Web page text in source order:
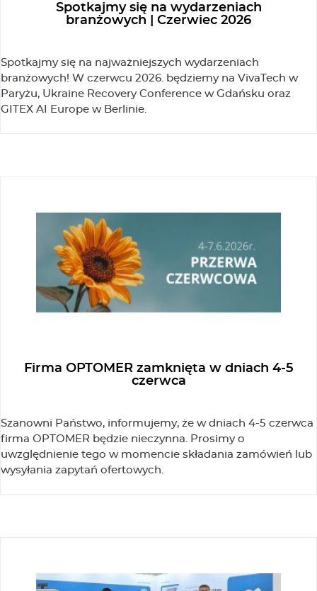
Spotkajmy się na wydarzeniach
branżowych | Czerwiec 2026
Spotkajmy się na najważniejszych wydarzeniach
branżowych! W czerwcu 2026. będziemy na VivaTech w
Paryżu, Ukraine Recovery Conference w Gdańsku oraz
GITEX AI Europe w Berlinie.
Firma OPTOMER zamknięta w dniach 4-5
czerwca
Szanowni Państwo, informujemy, że w dniach 4-5 czerwca
firma OPTOMER będzie nieczynna. Prosimy o
uwzględnienie tego w momencie składania zamówień lub
wysyłania zapytań ofertowych.